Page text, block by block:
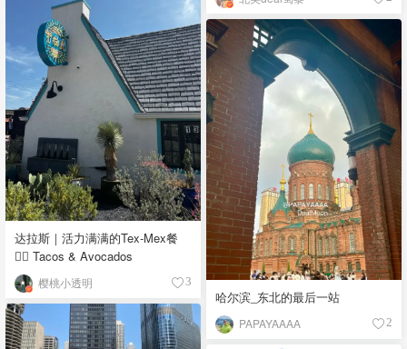
达拉斯｜活力满满的Tex-Mex餐
👉🏼 Tacos & Avocados
樱桃小透明 3
哈尔滨_东北的最后一站
PAPAYAAAA 2